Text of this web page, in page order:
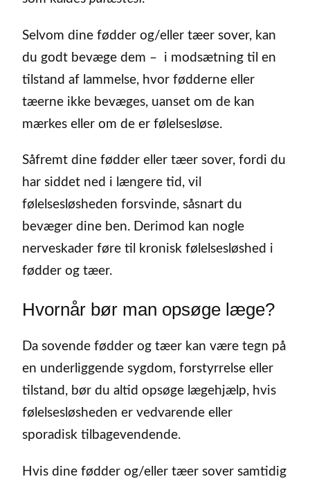
Selvom dine fødder og/eller tæer sover, kan
du godt bevæge dem – i modsætning til en
tilstand af lammelse, hvor fødderne eller
tæerne ikke bevæges, uanset om de kan
mærkes eller om de er følelsesløse.
Såfremt dine fødder eller tæer sover, fordi du
har siddet ned i længere tid, vil
følelsesløsheden forsvinde, såsnart du
bevæger dine ben. Derimod kan nogle
nerveskader føre til kronisk følelsesløshed i
fødder og tæer.
Hvornår bør man opsøge læge?
Da sovende fødder og tæer kan være tegn på
en underliggende sygdom, forstyrrelse eller
tilstand, bør du altid opsøge lægehjælp, hvis
følelsesløsheden er vedvarende eller
sporadisk tilbagevendende.
Hvis dine fødder og/eller tæer sover samtidig